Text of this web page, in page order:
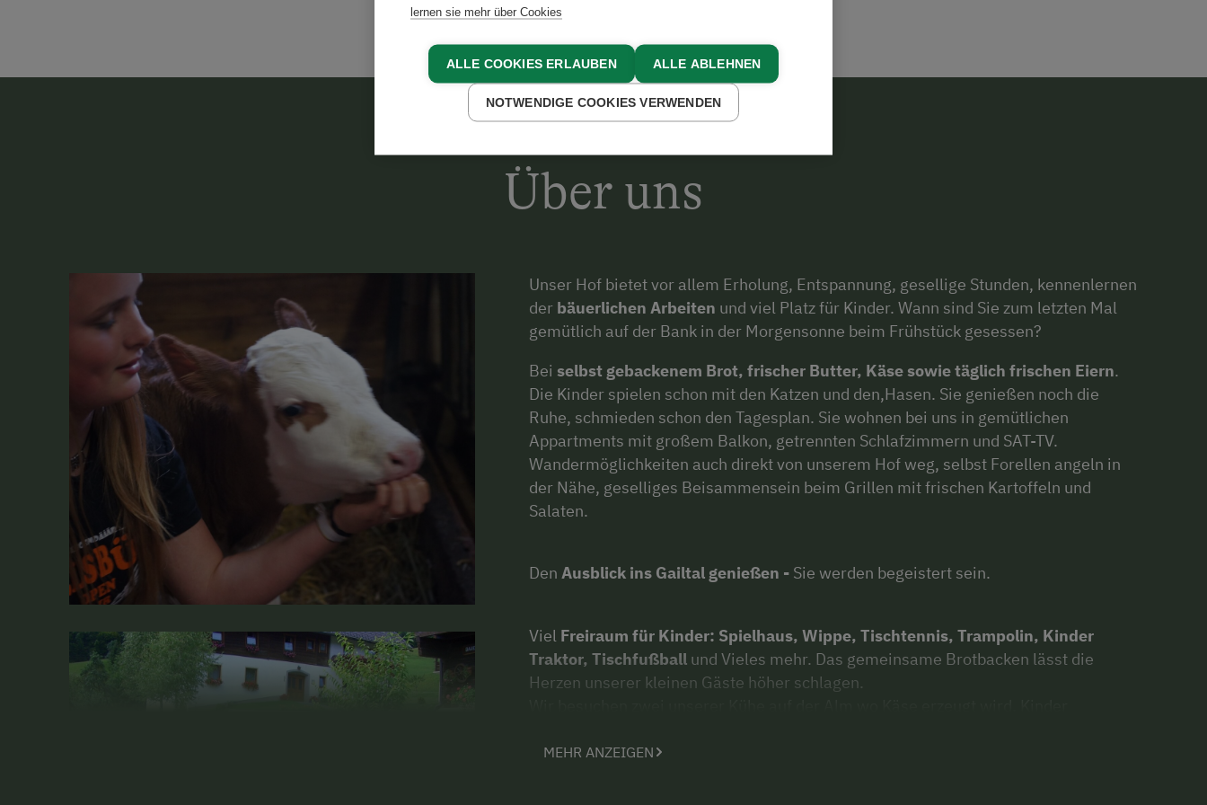
Über uns
Unser Hof bietet vor allem Erholung, Entspannung, gesellige Stunden, kennenlernen
der bäuerlichen Arbeiten und viel Platz für Kinder. Wann sind Sie zum letzten Mal
gemütlich auf der Bank in der Morgensonne beim Frühstück gesessen?
Bei selbst gebackenem Brot, frischer Butter, Käse sowie täglich frischen Eiern.
Die Kinder spielen schon mit den Katzen und den,Hasen. Sie genießen noch die
Ruhe, schmieden schon den Tagesplan. Sie wohnen bei uns in gemütlichen
Appartments mit großem Balkon, getrennten Schlafzimmern und SAT-TV.
Wandermöglichkeiten auch direkt von unserem Hof weg, selbst Forellen angeln in
der Nähe, geselliges Beisammensein beim Grillen mit frischen Kartoffeln und
Salaten.
Den Ausblick ins Gailtal genießen - Sie werden begeistert sein.
Viel Freiraum für Kinder: Spielhaus, Wippe, Tischtennis, Trampolin, Kinder
Traktor, Tischfußball und Vieles mehr. Das gemeinsame Brotbacken lässt die
Herzen unserer kleinen Gäste höher schlagen.
MEHR ANZEIGEN
lernen sie mehr über Cookies
ALLE COOKIES ERLAUBEN ALLE ABLEHNEN
NOTWENDIGE COOKIES VERWENDEN